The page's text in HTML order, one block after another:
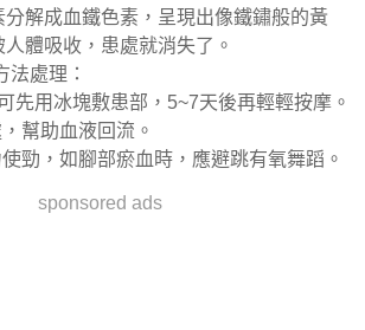
解成血鐵色素，呈現出像鐵鏽般的黃
體吸收，患處就消失了。
法處理：
先用冰塊敷患部，5~7天後再輕輕按摩。
幫助血液回流。
勁，如腳部瘀血時，應避跳有氧舞蹈。
sponsored ads